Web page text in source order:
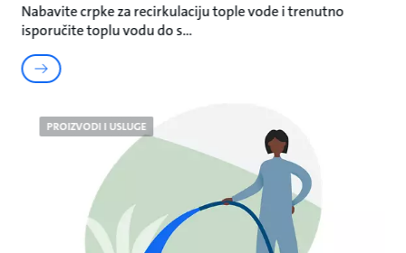
Nabavite crpke za recirkulaciju tople vode i trenutno
isporučite toplu vodu do s
PROIZVODI I USLUGE